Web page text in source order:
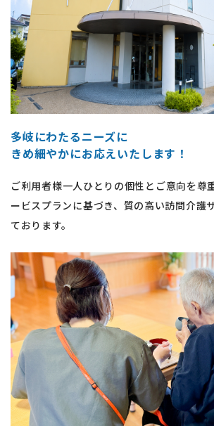
多岐にわたるニーズに
​​​​​​​きめ細やかにお応えいたします！
ご利用者様一人ひとりの個性とご意向を尊
ービスプランに基づき、質の高い訪問介護
ております。